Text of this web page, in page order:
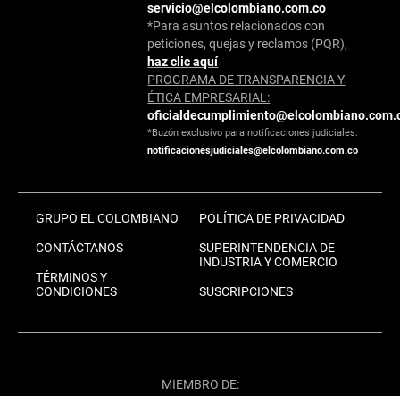
servicio@elcolombiano.com.co
*Para asuntos relacionados con
peticiones, quejas y reclamos (PQR),
haz clic aquí
PROGRAMA DE TRANSPARENCIA Y
ÉTICA EMPRESARIAL:
*Buzón exclusivo para notificaciones judiciales:
notificacionesjudiciales@elcolombiano.com.co
GRUPO EL COLOMBIANO
CONTÁCTANOS
TÉRMINOS Y
CONDICIONES
POLÍTICA DE PRIVACIDAD
SUPERINTENDENCIA DE
INDUSTRIA Y COMERCIO
SUSCRIPCIONES
MIEMBRO DE: